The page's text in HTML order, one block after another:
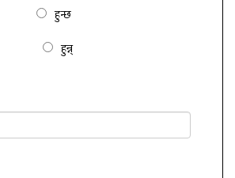
हुन्छ
हुन्न्